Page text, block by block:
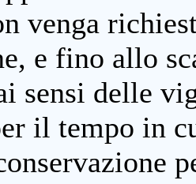
venga
e fino allo
sensi delle
il tempo in